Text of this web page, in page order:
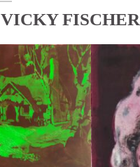
VICKY FISCHER